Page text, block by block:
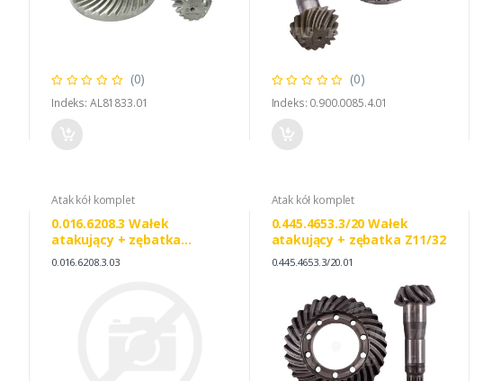
(0)
Indeks: AL81833.01
(0)
Indeks: 0.900.0085.4.01
Atak kół komplet
0.016.6208.3 Wałek
atakujący + zębatka
Z20/44, SAME 0.016.6208.3
0.010.4891.3
0.016.6208.3.03
Atak kół komplet
0.445.4653.3/20 Wałek
atakujący + zębatka Z11/32
0.445.4653.3/20.01